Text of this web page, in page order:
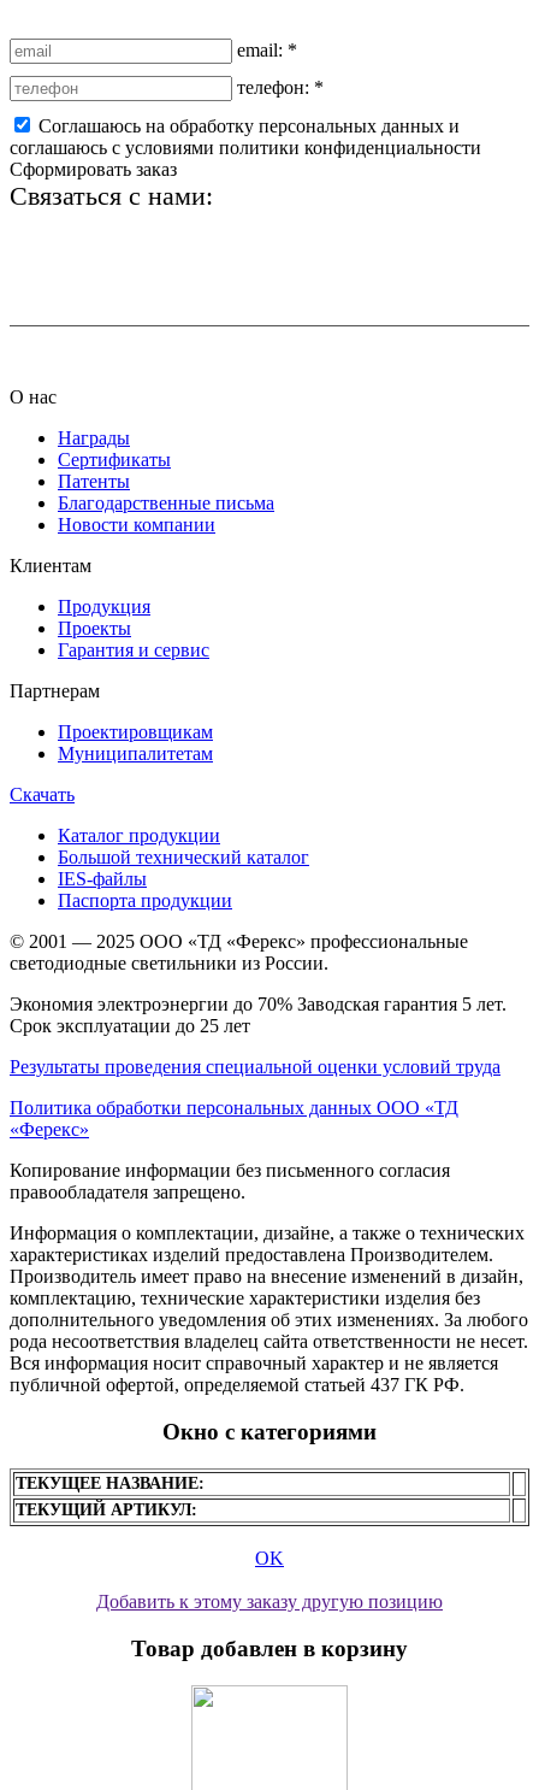
email: *
телефон: *
Соглашаюсь на обработку персональных данных и
соглашаюсь с условиями политики конфиденциальности
Сформировать заказ
Связаться с нами:
О нас
Награды
Сертификаты
Патенты
Благодарственные письма
Новости компании
Клиентам
Продукция
Проекты
Гарантия и сервис
Партнерам
Проектировщикам
Муниципалитетам
Скачать
Каталог продукции
Большой технический каталог
IES-файлы
Паспорта продукции
© 2001 — 2025 ООО «ТД «Ферекс» профессиональные
светодиодные светильники из России.
Экономия электроэнергии до 70% Заводская гарантия 5 лет.
Срок эксплуатации до 25 лет
Результаты проведения специальной оценки условий труда
Политика обработки персональных данных ООО «ТД
«Ферекс»
Копирование информации без письменного согласия
правообладателя запрещено.
Информация о комплектации, дизайне, а также о технических
характеристиках изделий предоставлена Производителем.
Производитель имеет право на внесение изменений в дизайн,
комплектацию, технические характеристики изделия без
дополнительного уведомления об этих изменениях. За любого
рода несоответствия владелец сайта ответственности не несет.
Вся информация носит справочный характер и не является
публичной офертой, определяемой статьей 437 ГК РФ.
Окно с категориями
ТЕКУЩЕЕ НАЗВАНИЕ:
ТЕКУЩИЙ АРТИКУЛ:
OK
Добавить к этому заказу другую позицию
Товар добавлен в корзину